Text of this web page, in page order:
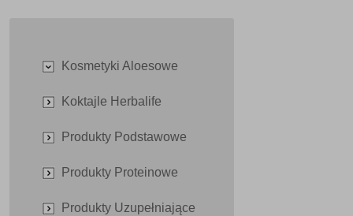
Kosmetyki Aloesowe
Koktajle Herbalife
Produkty Podstawowe
Produkty Proteinowe
Produkty Uzupełniające